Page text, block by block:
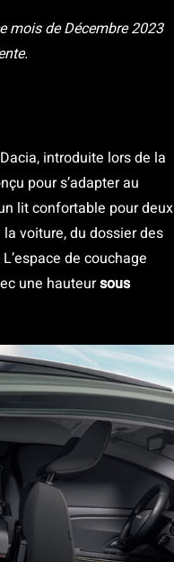
mois de Décembre 2023
introduite lors de la
pour s’adapter au
lit confortable pour deux
voiture, du dossier des
de couchage
une hauteursous